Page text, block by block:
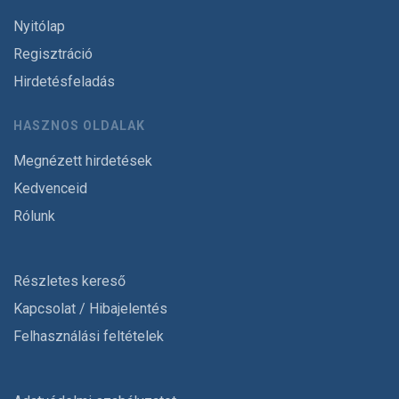
Nyitólap
Regisztráció
Hirdetésfeladás
HASZNOS OLDALAK
Megnézett hirdetések
Kedvenceid
Rólunk
Részletes kereső
Kapcsolat / Hibajelentés
Felhasználási feltételek